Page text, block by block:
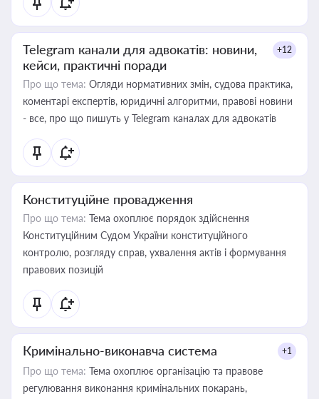
Telegram канали для адвокатів: новини,
кейси, практичні поради
+12
Про що тема: Огляди нормативних змін, судова практика,
коментарі експертів, юридичні алгоритми, правові новини
- все, про що пишуть у Telegram каналах для адвокатів
Конституційне провадження
Про що тема: Тема охоплює порядок здійснення
Конституційним Судом України конституційного
контролю, розгляду справ, ухвалення актів і формування
правових позицій
Кримінально-виконавча система +1
Про що тема: Тема охоплює організацію та правове
регулювання виконання кримінальних покарань,